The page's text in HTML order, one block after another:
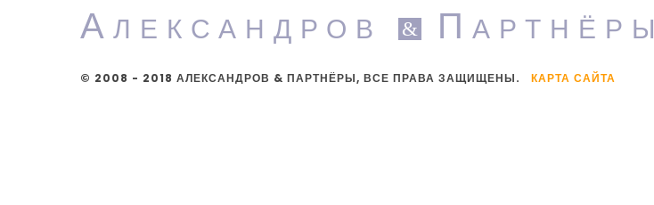
А ЛЕКСАНДРОВ & П АРТНЁРЫ
© 2008 - 2018 АЛЕКСАНДРОВ & ПАРТНЁРЫ, ВСЕ ПРАВА ЗАЩИЩЕНЫ. КАРТА САЙТА